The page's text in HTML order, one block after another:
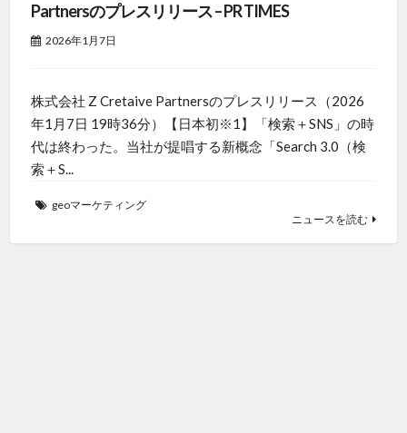
Partnersのプレスリリース – PR TIMES
2026年1月7日
株式会社 Z Cretaive Partnersのプレスリリース（2026
年1月7日 19時36分）【日本初※1】「検索＋SNS」の時
代は終わった。当社が提唱する新概念「Search 3.0（検
索＋S...
geoマーケティング
ニュースを読む